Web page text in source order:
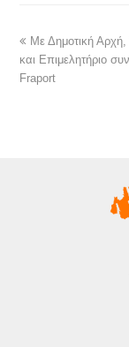
Με Δημοτική Αρχή,
και Επιμελητήριο
Fraport